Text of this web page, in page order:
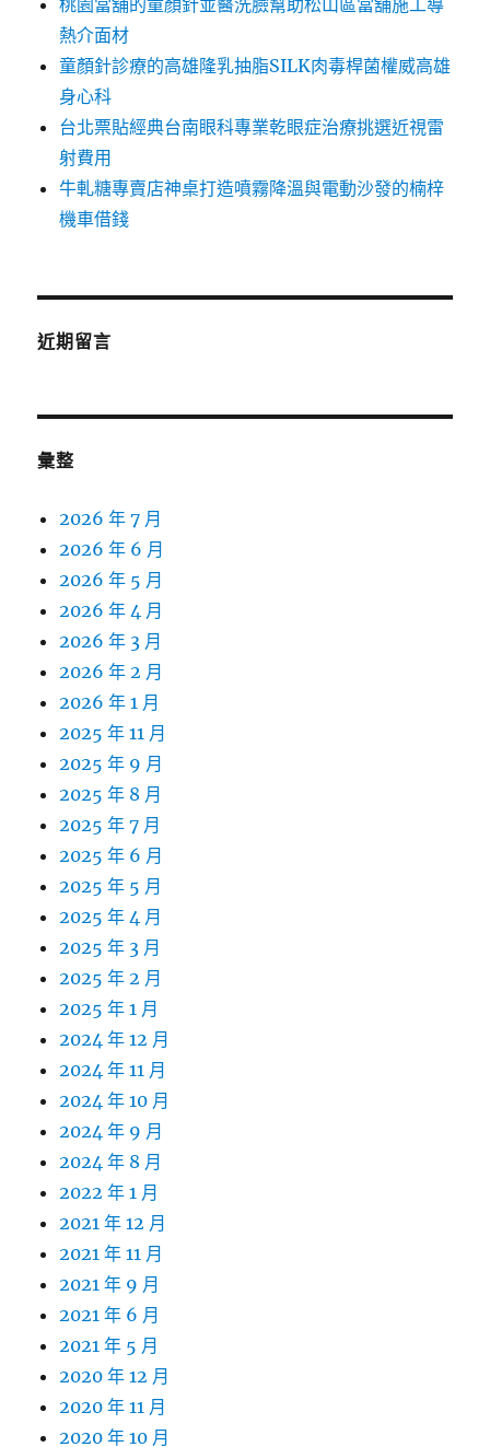
桃園當舖的童顏針並醫洗臉幫助松山區當舖施工導
熱介面材
童顏針診療的高雄隆乳抽脂SILK肉毒桿菌權威高雄
身心科
台北票貼經典台南眼科專業乾眼症治療挑選近視雷
射費用
牛軋糖專賣店神桌打造噴霧降溫與電動沙發的楠梓
機車借錢
近期留言
彙整
2026 年 7 月
2026 年 6 月
2026 年 5 月
2026 年 4 月
2026 年 3 月
2026 年 2 月
2026 年 1 月
2025 年 11 月
2025 年 9 月
2025 年 8 月
2025 年 7 月
2025 年 6 月
2025 年 5 月
2025 年 4 月
2025 年 3 月
2025 年 2 月
2025 年 1 月
2024 年 12 月
2024 年 11 月
2024 年 10 月
2024 年 9 月
2024 年 8 月
2022 年 1 月
2021 年 12 月
2021 年 11 月
2021 年 9 月
2021 年 6 月
2021 年 5 月
2020 年 12 月
2020 年 11 月
2020 年 10 月